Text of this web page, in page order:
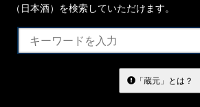
イベント情報TOP 新商品
（日本酒）を検索していただけます。
「蔵元」とは？